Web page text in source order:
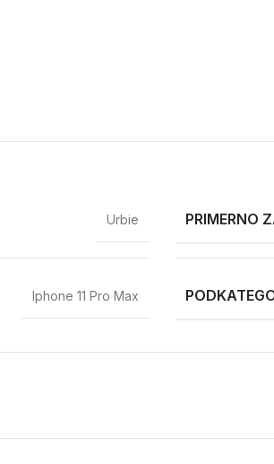
Urbie PRIMERNO
Iphone 11 Pro Max